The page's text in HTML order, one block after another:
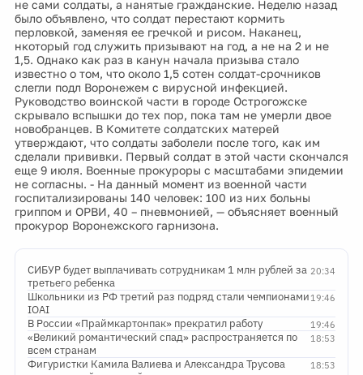
не сами солдаты, а нанятые гражданские. Неделю назад
было объявлено, что солдат перестают кормить
перловкой, заменяя ее гречкой и рисом. Наканец,
нкоторый год служить призывают на год, а не на 2 и не
1,5. Однако как раз в канун начала призыва стало
известно о том, что около 1,5 сотен солдат-срочников
слегли подл Воронежем с вирусной инфекцией.
Руководство воинской части в городе Острогожске
скрывало вспышки до тех пор, пока там не умерли двое
новобранцев. В Комитете солдатских матерей
утверждают, что солдаты заболели после того, как им
сделали прививки. Первый солдат в этой части скончался
еще 9 июля. Военные прокуроры с масштабами эпидемии
не согласны. - На данный момент из военной части
госпитализированы 140 человек: 100 из них больны
гриппом и ОРВИ, 40 – пневмонией, — объясняет военный
прокурор Воронежского гарнизона.
20:34
СИБУР будет выплачивать сотрудникам 1 млн рублей за
третьего ребенка
19:46
Школьники из РФ третий раз подряд стали чемпионами
IOAI
19:46
В России «Праймкартонпак» прекратил работу
18:53
«Великий романтический спад» распространяется по
всем странам
18:53
Фигуристки Камила Валиева и Александра Трусова